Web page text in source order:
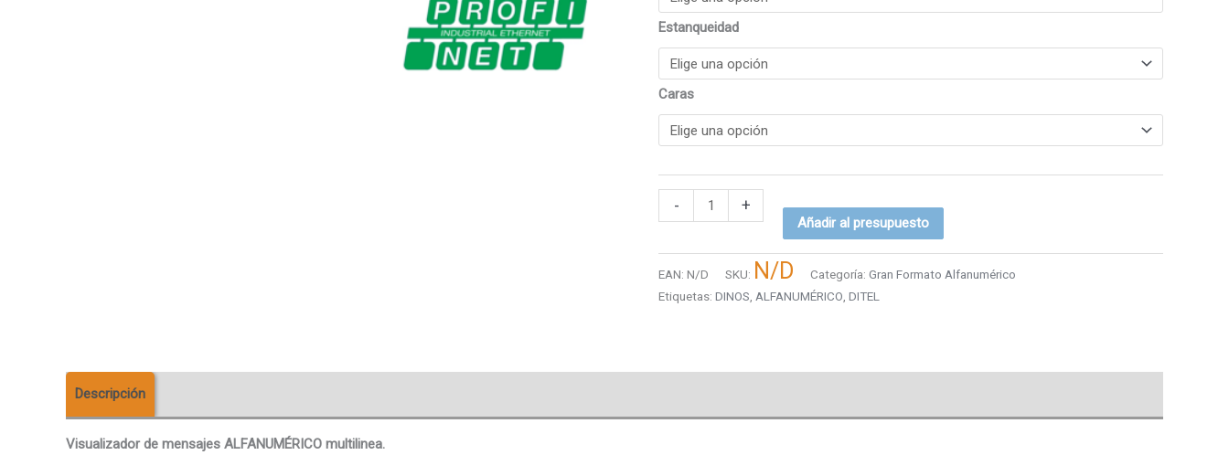
Estanqueidad
Caras
- +
Añadir al presupuesto
EAN: N/D SKU: N/D Categoría: Gran Formato Alfanumérico
Etiquetas: DINOS ALFANUMÉRICO DITEL
Descripción
Visualizador de mensajes ALFANUMÉRICO multilinea.